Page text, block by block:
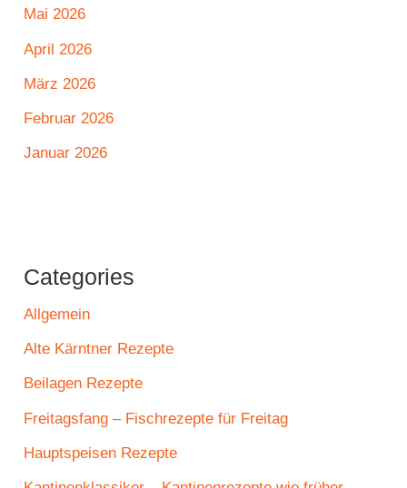
Mai 2026
April 2026
März 2026
Februar 2026
Januar 2026
Categories
Allgemein
Alte Kärntner Rezepte
Beilagen Rezepte
Freitagsfang – Fischrezepte für Freitag
Hauptspeisen Rezepte